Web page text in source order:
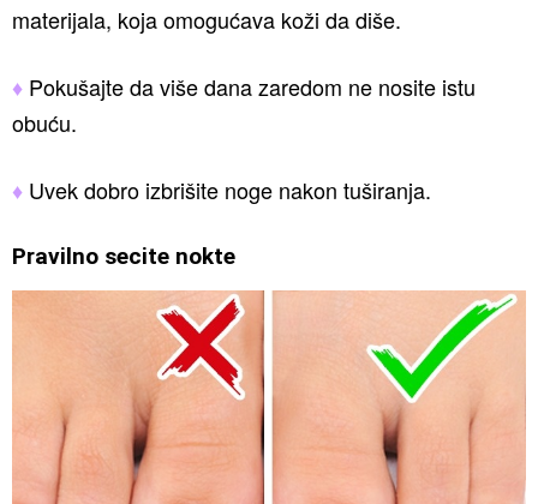
materijala, koja omogućava koži da diše.
♦ Pokušajte da više dana zaredom ne nosite istu
obuću.
♦ Uvek dobro izbrišite noge nakon tuširanja.
Pravilno secite nokte